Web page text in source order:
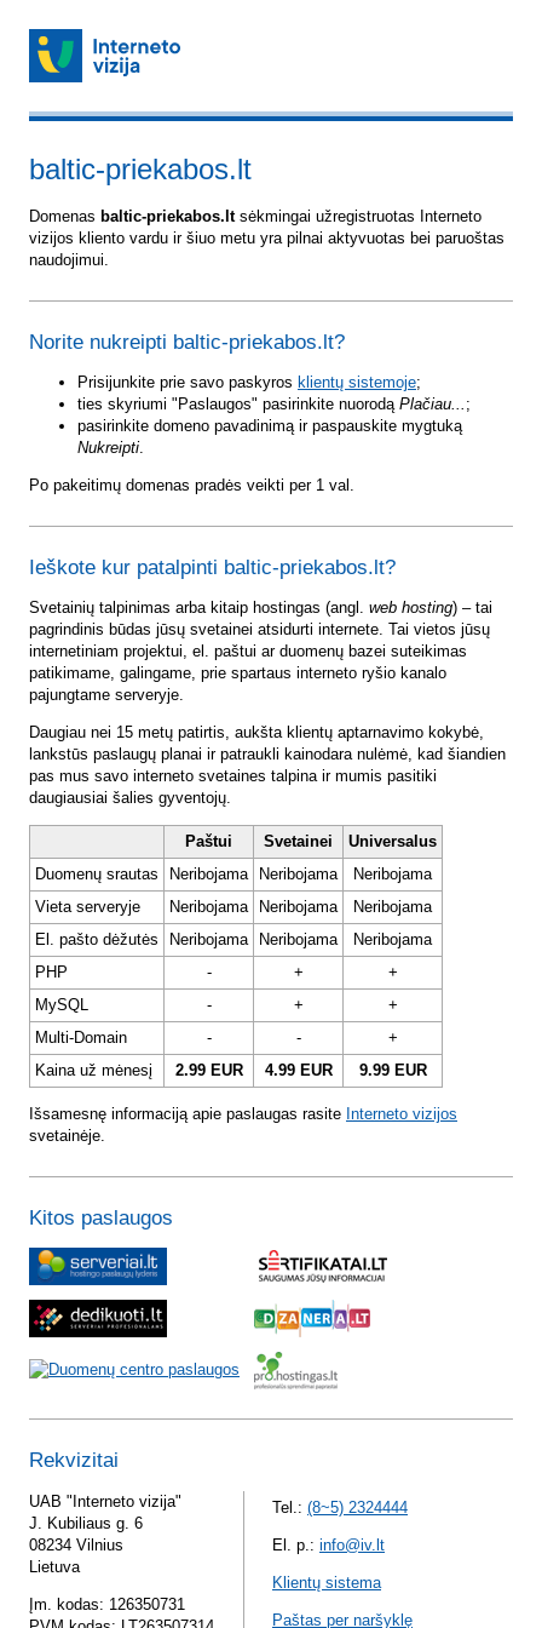
baltic-priekabos.lt
Domenas baltic-priekabos.ltsėkmingai užregistruotas Interneto
vizijos kliento vardu ir šiuo metu yra pilnai aktyvuotas bei paruoštas
naudojimui.
Norite nukreipti baltic-priekabos.lt?
Prisijunkite prie savo paskyros klientų sistemoje;
ties skyriumi "Paslaugos" pasirinkite nuorodą Plačiau... ;
pasirinkite domeno pavadinimą ir paspauskite mygtuką
Nukreipti.
Po pakeitimų domenas pradės veikti per 1 val.
Ieškote kur patalpinti baltic-priekabos.lt?
Svetainių talpinimas arba kitaip hostingas (angl. web hosting) – tai
pagrindinis būdas jūsų svetainei atsidurti internete. Tai vietos jūsų
internetiniam projektui, el. paštui ar duomenų bazei suteikimas
patikimame, galingame, prie spartaus interneto ryšio kanalo
pajungtame serveryje.
Daugiau nei 15 metų patirtis, aukšta klientų aptarnavimo kokybė,
lankstūs paslaugų planai ir patraukli kainodara nulėmė, kad šiandien
pas mus savo interneto svetaines talpina ir mumis pasitiki
daugiausiai šalies gyventojų.
Paštui Svetainei
Universalus
Duomenų srautas
Neribojama Neribojama
Neribojama
Vieta serveryje
Neribojama Neribojama
Neribojama
El. pašto dėžutės
Neribojama Neribojama
Neribojama
PHP
- +
+
MySQL
- +
+
Multi-Domain
- -
+
Kaina už mėnesį
2.99 EUR 4.99 EUR 9.99 EUR
Išsamesnę informaciją apie paslaugas rasite Interneto vizijos
svetainėje.
Kitos paslaugos
Rekvizitai
UAB "Interneto vizija"
J. Kubiliaus g. 6
08234 Vilnius
Lietuva
Įm. kodas: 126350731
Tel.: (8~5) 2324444
El. p.: info@iv.lt
Klientų sistema
Paštas per naršyklę